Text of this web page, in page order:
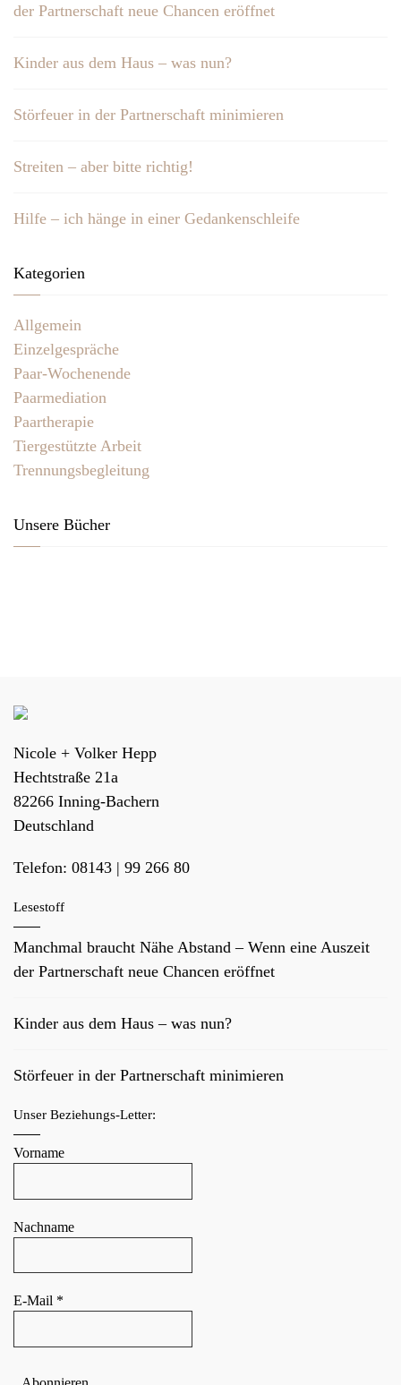
der Partnerschaft neue Chancen eröffnet
Kinder aus dem Haus – was nun?
Störfeuer in der Partnerschaft minimieren
Streiten – aber bitte richtig!
Hilfe – ich hänge in einer Gedankenschleife
Kategorien
Allgemein
Einzelgespräche
Paar-Wochenende
Paarmediation
Paartherapie
Tiergestützte Arbeit
Trennungsbegleitung
Unsere Bücher
Nicole + Volker Hepp
Hechtstraße 21a
82266 Inning-Bachern
Deutschland
Telefon: 08143 | 99 266 80
Lesestoff
Manchmal braucht Nähe Abstand – Wenn eine Auszeit
der Partnerschaft neue Chancen eröffnet
Kinder aus dem Haus – was nun?
Störfeuer in der Partnerschaft minimieren
Unser Beziehungs-Letter:
Vorname
Nachname
E-Mail *